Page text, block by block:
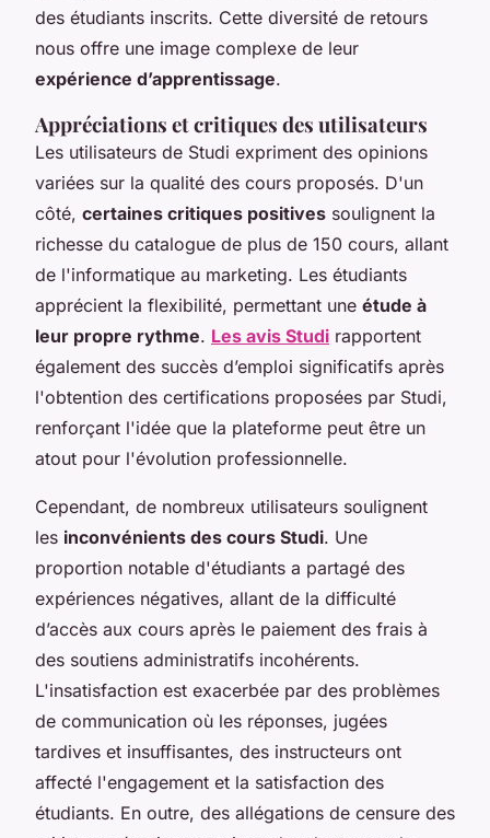
des étudiants inscrits. Cette diversité de retours
nous offre une image complexe de leur
expérience d’apprentissage.
Appréciations et critiques des utilisateurs
Les utilisateurs de Studi expriment des opinions
variées sur la qualité des cours proposés. D'un
côté, certaines critiques positives soulignent la
richesse du catalogue de plus de 150 cours, allant
de l'informatique au marketing. Les étudiants
apprécient la flexibilité, permettant une étude à
leur propre rythme. Les avis Studi rapportent
également des succès d’emploi significatifs après
l'obtention des certifications proposées par Studi,
renforçant l'idée que la plateforme peut être un
atout pour l'évolution professionnelle.
Cependant, de nombreux utilisateurs soulignent
les inconvénients des cours Studi. Une
proportion notable d'étudiants a partagé des
expériences négatives, allant de la difficulté
d’accès aux cours après le paiement des frais à
des soutiens administratifs incohérents.
L'insatisfaction est exacerbée par des problèmes
de communication où les réponses, jugées
tardives et insuffisantes, des instructeurs ont
affecté l'engagement et la satisfaction des
étudiants. En outre, des allégations de censure des